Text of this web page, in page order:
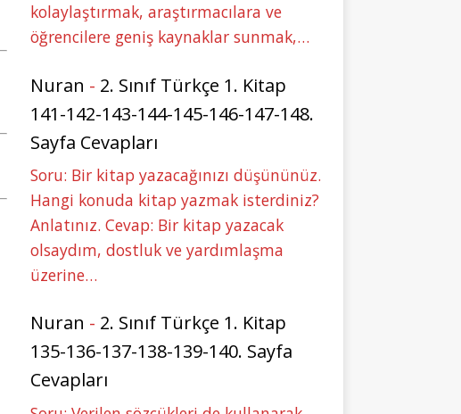
kolaylaştırmak, araştırmacılara ve
öğrencilere geniş kaynaklar sunmak,…
Nuran - 2. Sınıf Türkçe 1. Kitap
141-142-143-144-145-146-147-148.
Sayfa Cevapları
Soru: Bir kitap yazacağınızı düşününüz.
Hangi konuda kitap yazmak isterdiniz?
Anlatınız. Cevap: Bir kitap yazacak
olsaydım, dostluk ve yardımlaşma
üzerine…
Nuran - 2. Sınıf Türkçe 1. Kitap
135-136-137-138-139-140. Sayfa
Cevapları